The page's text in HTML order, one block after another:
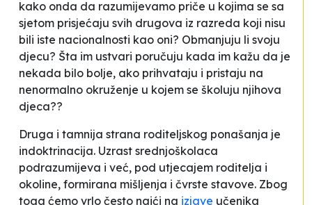
kako onda da razumijevamo priče u kojima se sa
sjetom prisjećaju svih drugova iz razreda koji nisu
bili iste nacionalnosti kao oni? Obmanjuju li svoju
djecu? Šta im ustvari poručuju kada im kažu da je
nekada bilo bolje, ako prihvataju i pristaju na
nenormalno okruženje u kojem se školuju njihova
djeca??
Druga i tamnija strana roditeljskog ponašanja je
indoktrinacija. Uzrast srednjoškolaca
podrazumijeva i već, pod utjecajem roditelja i
okoline, formirana mišljenja i čvrste stavove. Zbog
toga ćemo vrlo često naići na izjave učenika